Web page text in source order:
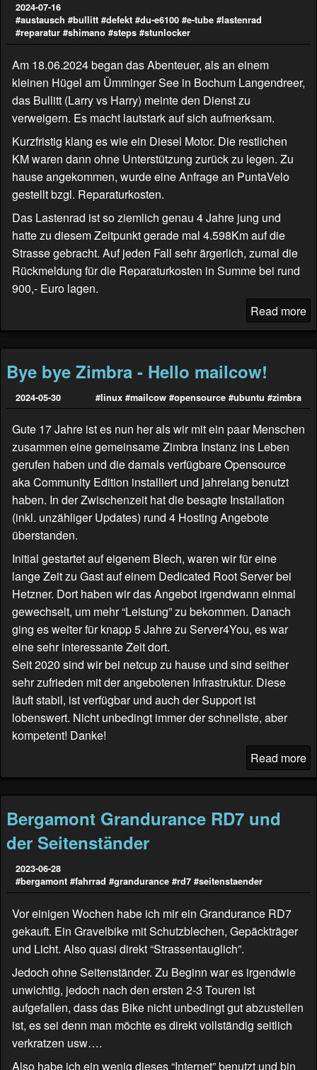
2024-07-16
#austausch #bullitt #defekt #du-e6100 #e-tube #lastenrad
#reparatur #shimano #steps #stunlocker
Am 18.06.2024 began das Abenteuer, als an einem
kleinen Hügel am Ümminger See in Bochum Langendreer,
das Bullitt (Larry vs Harry) meinte den Dienst zu
verweigern. Es macht lautstark auf sich aufmerksam.
Kurzfristig klang es wie ein Diesel Motor. Die restlichen
KM waren dann ohne Unterstützung zurück zu legen. Zu
hause angekommen, wurde eine Anfrage an PuntaVelo
gestellt bzgl. Reparaturkosten.
Das Lastenrad ist so ziemlich genau 4 Jahre jung und
hatte zu diesem Zeitpunkt gerade mal 4.598Km auf die
Strasse gebracht. Auf jeden Fall sehr ärgerlich, zumal die
Rückmeldung für die Reparaturkosten in Summe bei rund
900,- Euro lagen.
Read more
Bye bye Zimbra - Hello mailcow!
2024-05-30 #linux #mailcow #opensource #ubuntu #zimbra
Gute 17 Jahre ist es nun her als wir mit ein paar Menschen
zusammen eine gemeinsame Zimbra Instanz ins Leben
gerufen haben und die damals verfügbare Opensource
aka Community Edition installiert und jahrelang benutzt
haben. In der Zwischenzeit hat die besagte Installation
(inkl. unzähliger Updates) rund 4 Hosting Angebote
überstanden.
Initial gestartet auf eigenem Blech, waren wir für eine
lange Zeit zu Gast auf einem Dedicated Root Server bei
Hetzner. Dort haben wir das Angebot irgendwann einmal
gewechselt, um mehr “Leistung” zu bekommen. Danach
ging es weiter für knapp 5 Jahre zu Server4You, es war
eine sehr interessante Zeit dort.
Seit 2020 sind wir bei netcup zu hause und sind seither
sehr zufrieden mit der angebotenen Infrastruktur. Diese
läuft stabil, ist verfügbar und auch der Support ist
lobenswert. Nicht unbedingt immer der schnellste, aber
kompetent! Danke!
Read more
Bergamont Grandurance RD7 und
der Seitenständer
2023-06-28
#bergamont #fahrrad #grandurance #rd7 #seitenstaender
Vor einigen Wochen habe ich mir ein Grandurance RD7
gekauft. Ein Gravelbike mit Schutzblechen, Gepäckträger
und Licht. Also quasi direkt “Strassentauglich”.
Jedoch ohne Seitenständer. Zu Beginn war es irgendwie
unwichtig, jedoch nach den ersten 2-3 Touren ist
aufgefallen, dass das Bike nicht unbedingt gut abzustellen
ist, es sei denn man möchte es direkt vollständig seitlich
verkratzen usw….
Also habe ich ein wenig dieses “Internet” benutzt und bin